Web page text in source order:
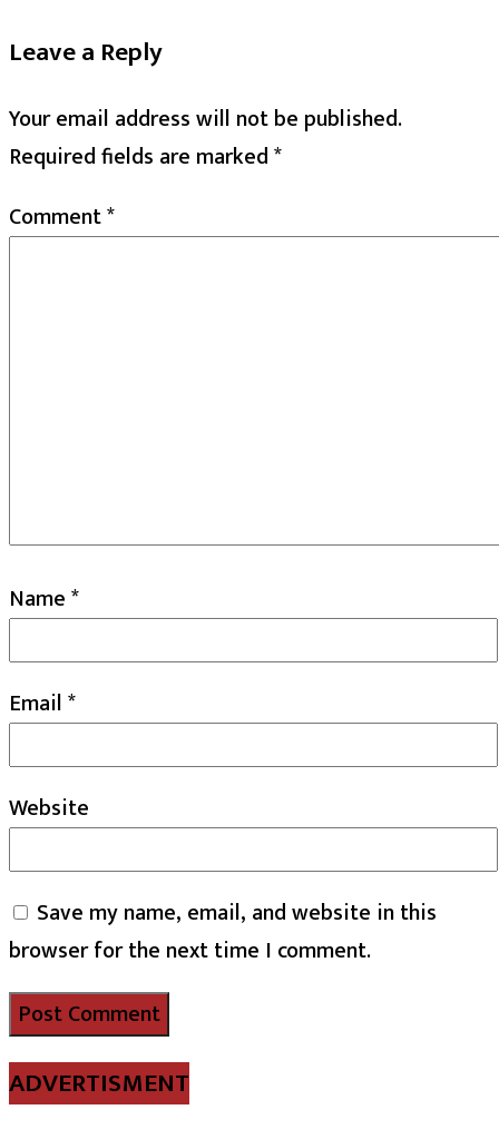
Leave a Reply
Your email address will not be published.
Required fields are marked*
Comment*
Name*
Email*
Website
Save my name, email, and website in this
browser for the next time I comment.
ADVERTISMENT